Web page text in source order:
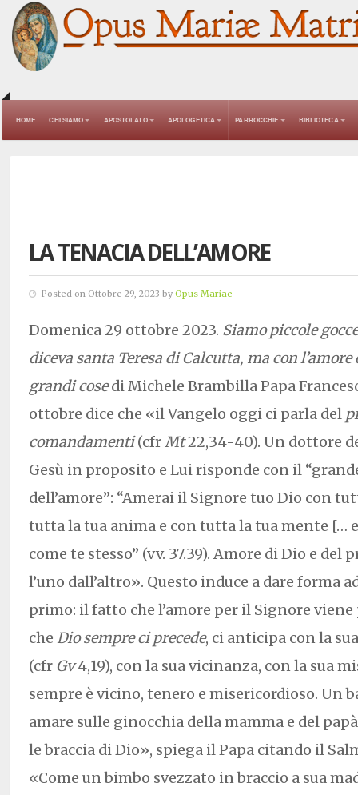
HOME CHI SIAMO APOSTOLATO APOLOGETICA PARROCCHIE BIBLIOTECA
LA TENACIA DELL’AMORE
Posted on Ottobre 29, 2023 by Opus Mariae
Domenica 29 ottobre 2023. Siamo piccole
diceva santa Teresa di Calcutta, ma con
grandi cosedi Michele Brambilla Papa
ottobre dice che «il Vangelo oggi ci parla del
comandamenti(cfrMt22,34-40). Un dottore
Gesù in proposito e Lui risponde con il
dell’amore”: “Amerai il Signore tuo Dio con
tutta la tua anima e con tutta la tua mente […
come te stesso” (vv. 37.39). Amore di Dio e
l’uno dall’altro». Questo induce a dare forma
primo: il fatto che l’amore per il Signore
che Dio sempre ci precede, ci anticipa con la
(cfr Gv4,19), con la sua vicinanza, con la sua
sempre è vicino, tenero e misericordioso. Un
amare sulle ginocchia della mamma e del
le braccia di Dio», spiega il Papa citando il
«Come un bimbo svezzato in braccio a sua